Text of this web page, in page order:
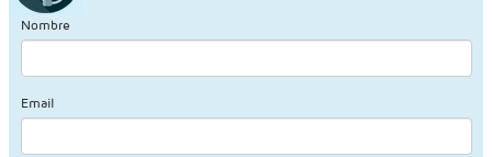
Nombre
Email